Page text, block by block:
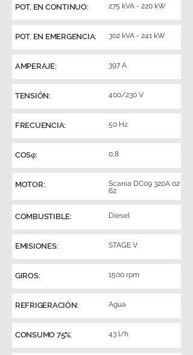
POT. EN CONTINUO: 275 kVA - 220 kW
POT. EN EMERGENCIA: 302 kVA - 241 kW
AMPERAJE: 397 A
TENSIÓN: 400/230 V
FRECUENCIA: 50 Hz
COSφ: 0,8
MOTOR:
Scania DC09 320A 02
62
COMBUSTIBLE: Diesel
EMISIONES: STAGE V
GIROS: 1500 rpm
REFRIGERACIÓN: Agua
CONSUMO 75%. 43 l/h